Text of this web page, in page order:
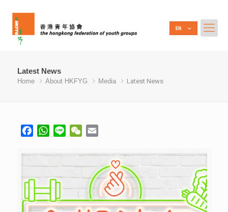
Latest News
Home About HKFYG Media Latest News
FacebookWhatsApp
Line WeChat